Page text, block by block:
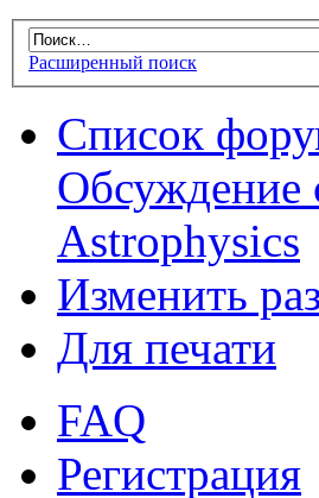
Расширенный поиск
Список
Обсуждение
Astrophysics
Изменить
Для печати
FAQ
Регистрация